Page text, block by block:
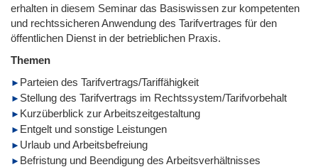
erhalten in diesem Seminar das Basiswissen zur kompetenten
und rechtssicheren Anwendung des Tarifvertrages für den
öffentlichen Dienst in der betrieblichen Praxis.
Themen
Parteien des Tarifvertrags/Tariffähigkeit
Stellung des Tarifvertrags im Rechtssystem/Tarifvorbehalt
Kurzüberblick zur Arbeitszeitgestaltung
Entgelt und sonstige Leistungen
Urlaub und Arbeitsbefreiung
Befristung und Beendigung des Arbeitsverhältnisses